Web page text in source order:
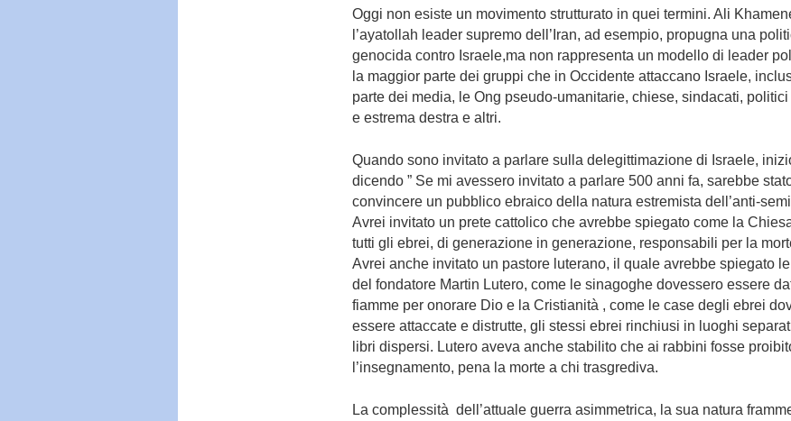
Oggi non esiste un movimento strutturato in quei termini. Ali
l’ayatollah leader supremo dell’Iran, ad esempio, propugna una
genocida contro Israele,ma non rappresenta un modello di leader
la maggior parte dei gruppi che in Occidente attaccano Israele,
parte dei media, le Ong pseudo-umanitarie, chiese, sindacati,
e estrema destra e altri.
Quando sono invitato a parlare sulla delegittimazione di Israele,
dicendo ” Se mi avessero invitato a parlare 500 anni fa, sarebbe
convincere un pubblico ebraico della natura estremista dell’anti-
Avrei invitato un prete cattolico che avrebbe spiegato come la
tutti gli ebrei, di generazione in generazione, responsabili per la
Avrei anche invitato un pastore luterano, il quale avrebbe spiegato
del fondatore Martin Lutero, come le sinagoghe dovessero essere
fiamme per onorare Dio e la Cristianità , come le case degli ebrei
essere attaccate e distrutte, gli stessi ebrei rinchiusi in luoghi
libri dispersi. Lutero aveva anche stabilito che ai rabbini fosse
l’insegnamento, pena la morte a chi trasgrediva.
La complessità dell’attuale guerra asimmetrica, la sua natura